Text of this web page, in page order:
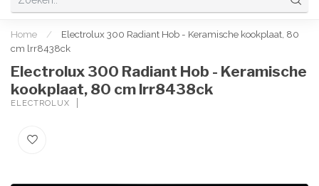
Home /
Electrolux 300 Radiant Hob - Keramische kookplaat, 80
cm lrr8438ck
Electrolux 300 Radiant Hob - Keramische
kookplaat, 80 cm lrr8438ck
ELECTROLUX